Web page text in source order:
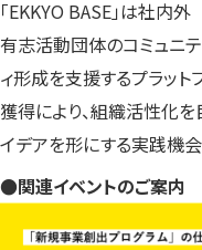
「EKKYO BASE」は社内外
有志活動団体のコミュニテ
ィ形成を支援するプラット
獲得により、組織活性化
イデアを形にする実践機会
●関連イベントのご案内